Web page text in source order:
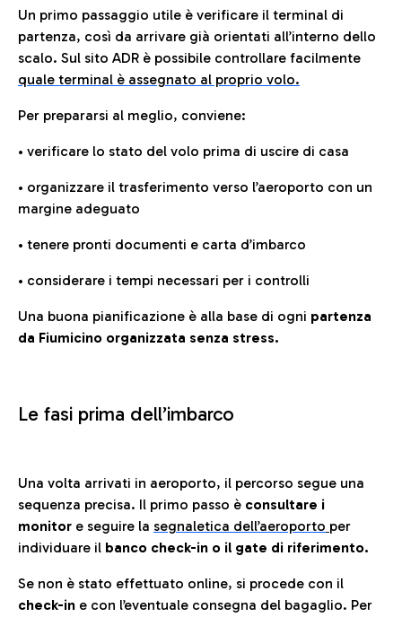
Un primo passaggio utile è verificare il terminal di
partenza, così da arrivare già orientati all’interno dello
scalo. Sul sito ADR è possibile controllare facilmente
quale terminal è assegnato al proprio volo.
Per prepararsi al meglio, conviene:
• verificare lo stato del volo prima di uscire di casa
• organizzare il trasferimento verso l’aeroporto con un
margine adeguato
• tenere pronti documenti e carta d’imbarco
• considerare i tempi necessari per i controlli
Una buona pianificazione è alla base di ogni partenza
da Fiumicino organizzata senza stress.
Le fasi prima dell’imbarco
Una volta arrivati in aeroporto, il percorso segue una
sequenza precisa. Il primo passo è consultare i
monitor e seguire la segnaletica dell’aeroporto per
individuare il banco check-in o il gate di riferimento.
Se non è stato effettuato online, si procede con il
check-in e con l’eventuale consegna del bagaglio. Per